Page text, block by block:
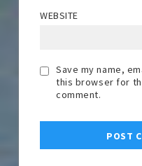
WEBSITE
Save my name,
this browser for
comment.